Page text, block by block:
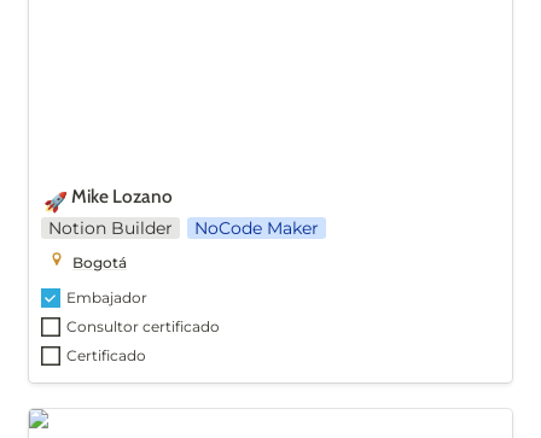
🚀 Mike Lozano
Notion Builder NoCode Maker
Bogotá
Embajador
Consultor certificado
Certificado
Sofía Muñoz